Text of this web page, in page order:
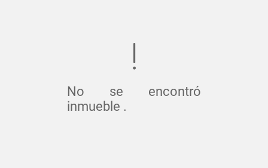
No se encontró
inmueble .